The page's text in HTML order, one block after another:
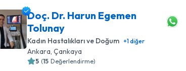
Doç. Dr. Harun Egemen
Tolunay
Kadın Hastalıkları ve Doğum +1diğer
Ankara , Çankaya
5 (15 Değerlendirme)